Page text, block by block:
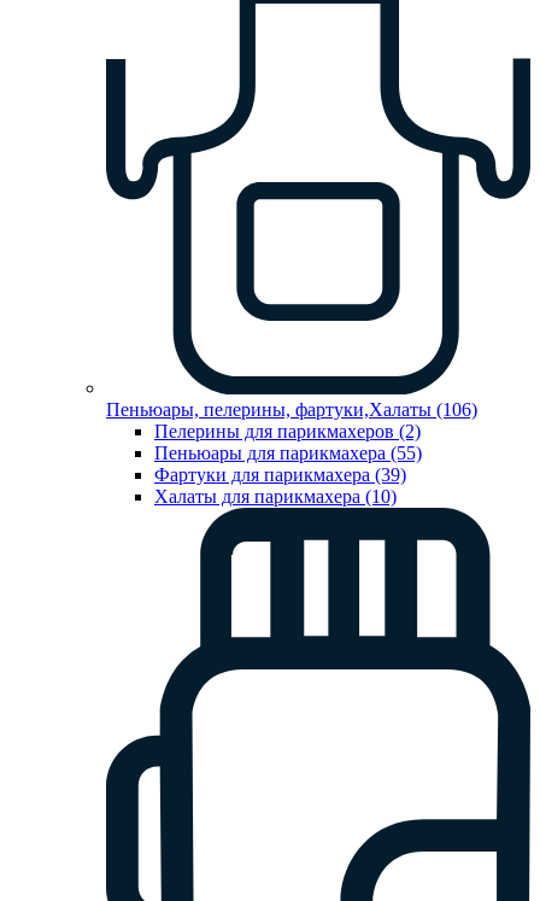
Пеньюары, пелерины, фартуки,Халаты (106)
Пелерины для парикмахеров (2)
Пеньюары для парикмахера (55)
Фартуки для парикмахера (39)
Халаты для парикмахера (10)